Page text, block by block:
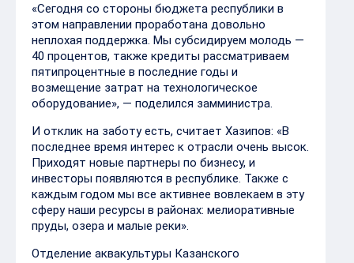
«Сегодня со стороны бюджета республики в
этом направлении проработана довольно
неплохая поддержка. Мы субсидируем молодь —
40 процентов, также кредиты рассматриваем
пятипроцентные в последние годы и
возмещение затрат на технологическое
оборудование», — поделился замминистра.
И отклик на заботу есть, считает Хазипов: «В
последнее время интерес к отрасли очень высок.
Приходят новые партнеры по бизнесу, и
инвесторы появляются в республике. Также с
каждым годом мы все активнее вовлекаем в эту
сферу наши ресурсы в районах: мелиоративные
пруды, озера и малые реки».
Отделение аквакультуры Казанского